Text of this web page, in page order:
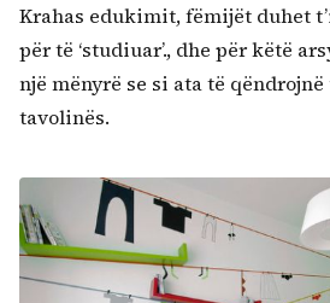
Krahas edukimit, fëmijët duhet
për të ‘studiuar’., dhe për këtë
një mënyrë se si ata të
tavolinës.